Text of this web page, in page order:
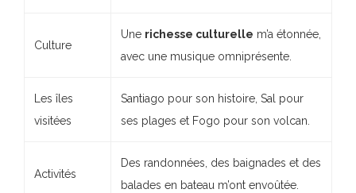
Culture
Une richesse culturelle m’a étonnée,
avec une musique omniprésente.
Les îles
visitées
Santiago pour son histoire, Sal pour
ses plages et Fogo pour son volcan.
Activités
Des randonnées, des baignades et des
balades en bateau m’ont envoûtée.